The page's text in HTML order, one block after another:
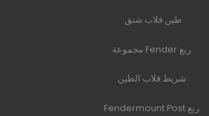
طين فلاب شنق
ربع Fender مجموعة
شريط فلاب الطين
ربع Fendermount Post